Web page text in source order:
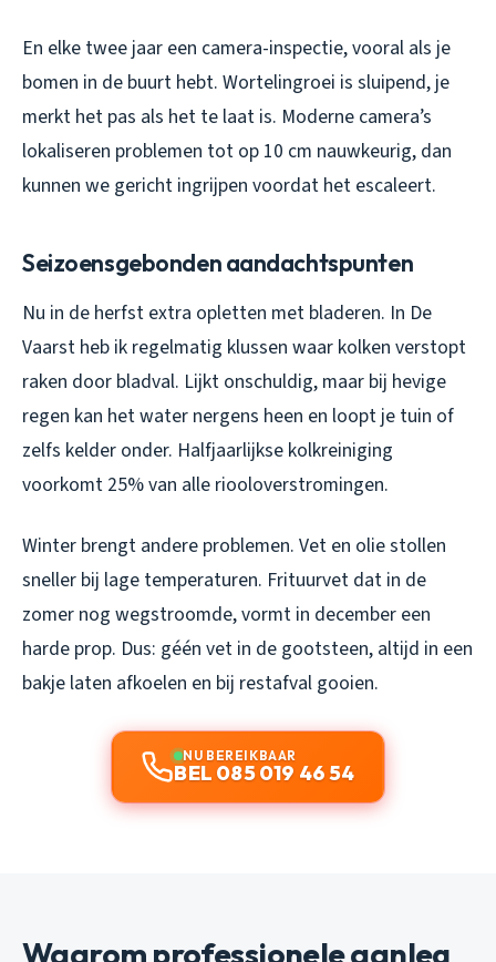
En elke twee jaar een camera-inspectie, vooral als je
bomen in de buurt hebt. Wortelingroei is sluipend, je
merkt het pas als het te laat is. Moderne camera’s
lokaliseren problemen tot op 10 cm nauwkeurig, dan
kunnen we gericht ingrijpen voordat het escaleert.
Seizoensgebonden aandachtspunten
Nu in de herfst extra opletten met bladeren. In De
Vaarst heb ik regelmatig klussen waar kolken verstopt
raken door bladval. Lijkt onschuldig, maar bij hevige
regen kan het water nergens heen en loopt je tuin of
zelfs kelder onder. Halfjaarlijkse kolkreiniging
voorkomt 25% van alle riooloverstromingen.
Winter brengt andere problemen. Vet en olie stollen
sneller bij lage temperaturen. Frituurvet dat in de
zomer nog wegstroomde, vormt in december een
harde prop. Dus: géén vet in de gootsteen, altijd in een
bakje laten afkoelen en bij restafval gooien.
NU BEREIKBAAR
BEL 085 019 46 54
Waarom professionele aanleg